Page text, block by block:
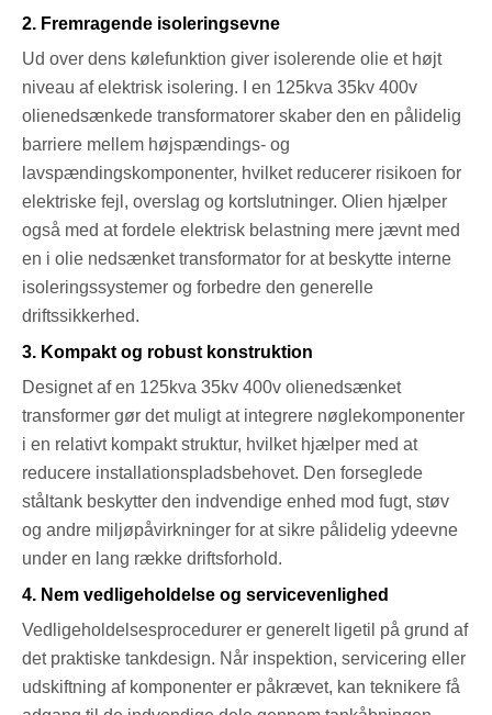
2. Fremragende isoleringsevne
Ud over dens kølefunktion giver isolerende olie et højt
niveau af elektrisk isolering. I en 125kva 35kv 400v
olienedsænkede transformatorer skaber den en pålidelig
barriere mellem højspændings- og
lavspændingskomponenter, hvilket reducerer risikoen for
elektriske fejl, overslag og kortslutninger. Olien hjælper
også med at fordele elektrisk belastning mere jævnt med
en i olie nedsænket transformator for at beskytte interne
isoleringssystemer og forbedre den generelle
driftssikkerhed.
3. Kompakt og robust konstruktion
Designet af en 125kva 35kv 400v olienedsænket
transformer gør det muligt at integrere nøglekomponenter
i en relativt kompakt struktur, hvilket hjælper med at
reducere installationspladsbehovet. Den forseglede
ståltank beskytter den indvendige enhed mod fugt, støv
og andre miljøpåvirkninger for at sikre pålidelig ydeevne
under en lang række driftsforhold.
4. Nem vedligeholdelse og servicevenlighed
Vedligeholdelsesprocedurer er generelt ligetil på grund af
det praktiske tankdesign. Når inspektion, servicering eller
udskiftning af komponenter er påkrævet, kan teknikere få